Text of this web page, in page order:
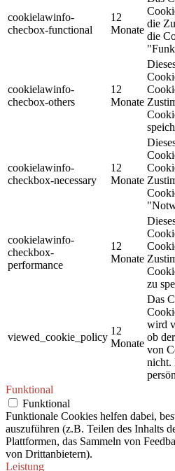
cookielawinfo-
checbox-functional
12
Monate
die
die
cookielawinfo-
checbox-others
12
Monate
cookielawinfo-
checkbox-necessary
12
Monate
cookielawinfo-
checkbox-
performance
12
Monate
zu
viewed_cookie_policy
12
Monate
Das
wird
ob
von
nicht.
Funktional
Funktional
Funktionale Cookies helfen dabei,
auszuführen (z.B. Teilen des Inhalts
Plattformen, das Sammeln von
von Drittanbietern).
Leistung